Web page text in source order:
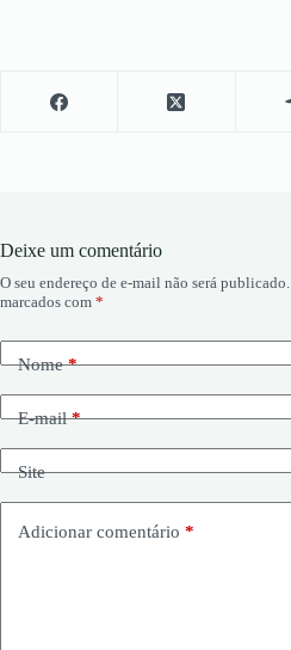
Deixe um comentário
O seu endereço de e-mail não será publicado.
marcados com *
Nome*
E-mail*
Site
Adicionar comentário *